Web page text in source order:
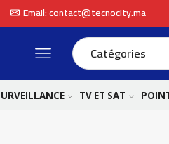
Email: contact@tecnocity.ma
TV ET SAT